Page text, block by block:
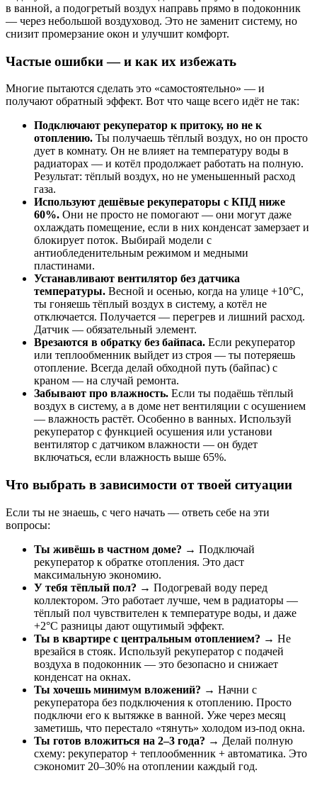
в ванной, а подогретый воздух направь прямо в подоконник
— через небольшой воздуховод. Это не заменит систему, но
снизит промерзание окон и улучшит комфорт.
Частые ошибки — и как их избежать
Многие пытаются сделать это «самостоятельно» — и
получают обратный эффект. Вот что чаще всего идёт не так:
Подключают рекуператор к притоку, но не к
отоплению. Ты получаешь тёплый воздух, но он просто
дует в комнату. Он не влияет на температуру воды в
радиаторах — и котёл продолжает работать на полную.
Результат: тёплый воздух, но не уменьшенный расход
газа.
Используют дешёвые рекуператоры с КПД ниже
60%. Они не просто не помогают — они могут даже
охлаждать помещение, если в них конденсат замерзает и
блокирует поток. Выбирай модели с
антиобледенительным режимом и медными
пластинами.
Устанавливают вентилятор без датчика
температуры. Весной и осенью, когда на улице +10°C,
ты гоняешь тёплый воздух в систему, а котёл не
отключается. Получается — перегрев и лишний расход.
Датчик — обязательный элемент.
Врезаются в обратку без байпаса. Если рекуператор
или теплообменник выйдет из строя — ты потеряешь
отопление. Всегда делай обходной путь (байпас) с
краном — на случай ремонта.
Забывают про влажность. Если ты подаёшь тёплый
воздух в систему, а в доме нет вентиляции с осушением
— влажность растёт. Особенно в ванных. Используй
рекуператор с функцией осушения или установи
вентилятор с датчиком влажности — он будет
включаться, если влажность выше 65%.
Что выбрать в зависимости от твоей ситуации
Если ты не знаешь, с чего начать — ответь себе на эти
вопросы:
Ты живёшь в частном доме? → Подключай
рекуператор к обратке отопления. Это даст
максимальную экономию.
У тебя тёплый пол? → Подогревай воду перед
коллектором. Это работает лучше, чем в радиаторы —
тёплый пол чувствителен к температуре воды, и даже
+2°C разницы дают ощутимый эффект.
Ты в квартире с центральным отоплением? → Не
врезайся в стояк. Используй рекуператор с подачей
воздуха в подоконник — это безопасно и снижает
конденсат на окнах.
Ты хочешь минимум вложений? → Начни с
рекуператора без подключения к отоплению. Просто
подключи его к вытяжке в ванной. Уже через месяц
заметишь, что перестало «тянуть» холодом из-под окна.
Ты готов вложиться на 2–3 года? → Делай полную
схему: рекуператор + теплообменник + автоматика. Это
сэкономит 20–30% на отоплении каждый год.